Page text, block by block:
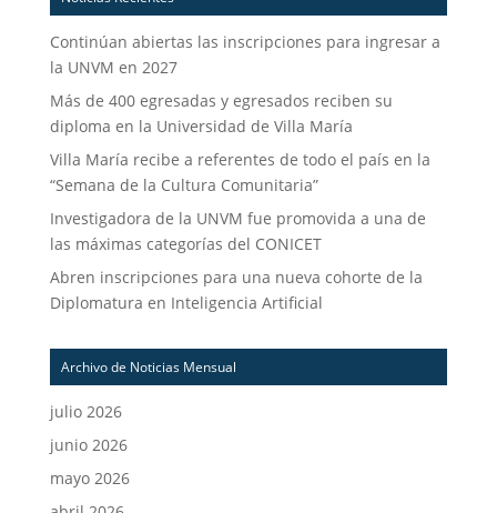
Continúan abiertas las inscripciones para ingresar a
la UNVM en 2027
Más de 400 egresadas y egresados reciben su
diploma en la Universidad de Villa María
Villa María recibe a referentes de todo el país en la
“Semana de la Cultura Comunitaria”
Investigadora de la UNVM fue promovida a una de
las máximas categorías del CONICET
Abren inscripciones para una nueva cohorte de la
Diplomatura en Inteligencia Artificial
Archivo de Noticias Mensual
julio 2026
junio 2026
mayo 2026